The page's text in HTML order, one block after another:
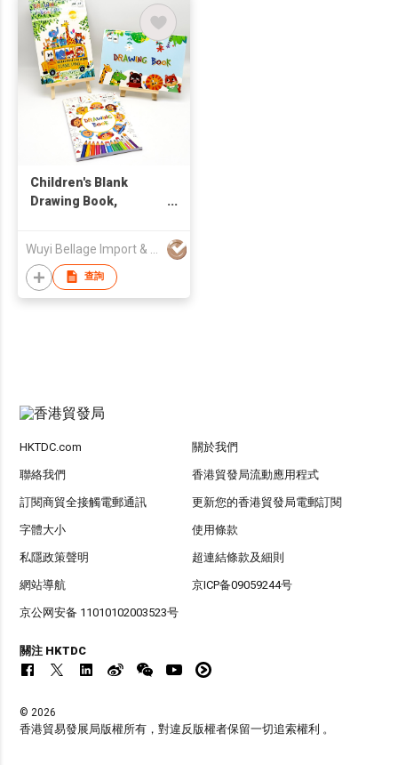
Children's Blank
Drawing Book,
查詢
HKTDC.com 關於我們
聯絡我們 香港貿發局流動應用程式
訂閱商貿全接觸電郵通訊 更新您的香港貿發局電郵訂閱
字體大小 使用條款
私隱政策聲明 超連結條款及細則
網站導航 京ICP备09059244号
京公网安备 11010102003523号
關注 HKTDC
© 2026
香港貿易發展局版權所有，對違反版權者保留一切追索權利 。